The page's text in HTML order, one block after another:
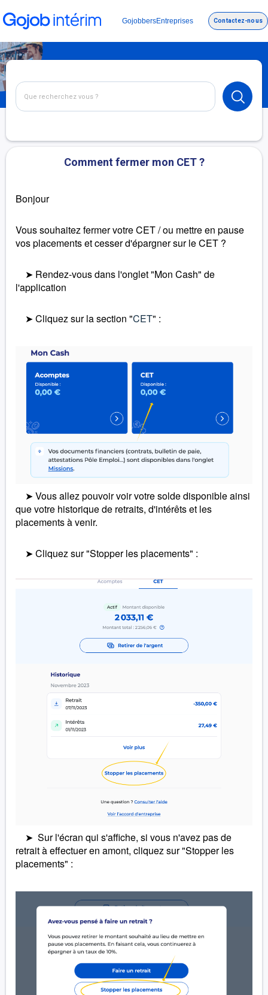
GojobbersEntreprises Contactez-nous
Comment fermer mon CET ?
Bonjour
Vous souhaitez fermer votre CET / ou mettre en pause
vos placements et cesser d'épargner sur le CET ?
➤ Rendez-vous dans l'onglet "Mon Cash" de
l'application
➤ Cliquez sur la section "CET" :
➤ Vous allez pouvoir voir votre solde disponible ainsi
que votre historique de retraits, d'intérêts et les
placements à venir.
➤ Cliquez sur "Stopper les placements" :
➤ Sur l'écran qui s'affiche, si vous n'avez pas de
retrait à effectuer en amont, cliquez sur "Stopper les
placements" :